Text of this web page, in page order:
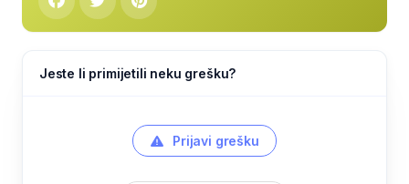
Jeste li primijetili neku grešku?
Prijavi grešku